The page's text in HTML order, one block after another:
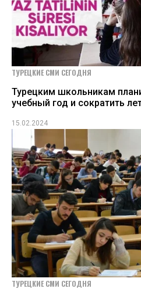
ТУРЕЦКИЕ СМИ СЕГОДНЯ
Турецким школьникам
учебный год и сократить
15.02.2024
ТУРЕЦКИЕ СМИ СЕГОДНЯ